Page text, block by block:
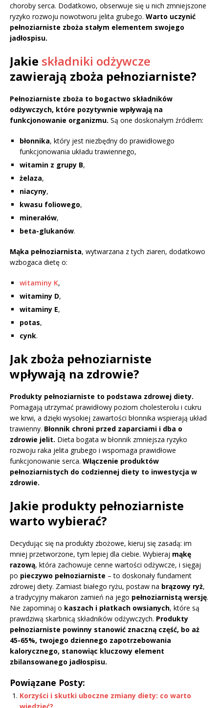
choroby serca. Dodatkowo, obserwuje się u nich zmniejszone
ryzyko rozwoju nowotworu jelita grubego. Warto uczynić
pełnoziarniste zboża stałym elementem swojego
jadłospisu.
Jakie składniki odżywcze
zawierają zboża pełnoziarniste?
Pełnoziarniste zboża to bogactwo składników
odżywczych, które pozytywnie wpływają na
funkcjonowanie organizmu. Są one doskonałym źródłem:
błonnika, który jest niezbędny do prawidłowego
funkcjonowania układu trawiennego,
witamin z grupy B,
żelaza,
niacyny,
kwasu foliowego,
minerałów,
beta-glukanów.
Mąka pełnoziarnista, wytwarzana z tych ziaren, dodatkowo
wzbogaca dietę o:
witaminy K,
witaminy D,
witaminy E,
potas,
cynk.
Jak zboża pełnoziarniste
wpływają na zdrowie?
Produkty pełnoziarniste to podstawa zdrowej diety.
Pomagają utrzymać prawidłowy poziom cholesterolu i cukru
we krwi, a dzięki wysokiej zawartości błonnika wspierają układ
trawienny. Błonnik chroni przed zaparciami i dba o
zdrowie jelit. Dieta bogata w błonnik zmniejsza ryzyko
rozwoju raka jelita grubego i wspomaga prawidłowe
funkcjonowanie serca. Włączenie produktów
pełnoziarnistych do codziennej diety to inwestycja w
zdrowie.
Jakie produkty pełnoziarniste
warto wybierać?
Decydując się na produkty zbożowe, kieruj się zasadą: im
mniej przetworzone, tym lepiej dla ciebie. Wybieraj mąkę
razową, która zachowuje cenne wartości odżywcze, i sięgaj
po pieczywo pełnoziarniste – to doskonały fundament
zdrowej diety. Zamiast białego ryżu, postaw na brązowy ryż,
a tradycyjny makaron zamień na jego pełnoziarnistą wersję.
Nie zapominaj o kaszach i płatkach owsianych, które są
prawdziwą skarbnicą składników odżywczych. Produkty
pełnoziarniste powinny stanowić znaczną część, bo aż
45-65%, twojego dziennego zapotrzebowania
kalorycznego, stanowiąc kluczowy element
zbilansowanego jadłospisu.
Powiązane Posty:
Korzyści i skutki uboczne zmiany diety: co warto